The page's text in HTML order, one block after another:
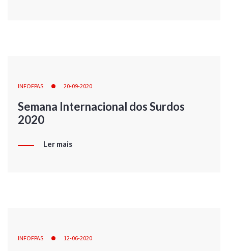
INFOFPAS 20-09-2020
Semana Internacional dos Surdos
2020
Ler mais
INFOFPAS 12-06-2020